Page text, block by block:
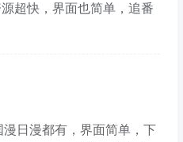
超快，界面也简单，追番
日漫都有，界面简单，下